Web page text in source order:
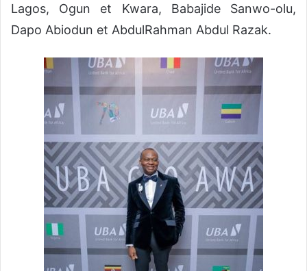
Lagos, Ogun et Kwara, Babajide Sanwo-olu,
Dapo Abiodun et AbdulRahman Abdul Razak.